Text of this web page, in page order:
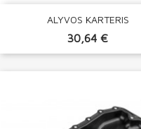
ALYVOS KARTERIS
30,64 €